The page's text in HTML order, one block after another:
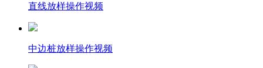
直线放样操作视频
中边桩放样操作视频